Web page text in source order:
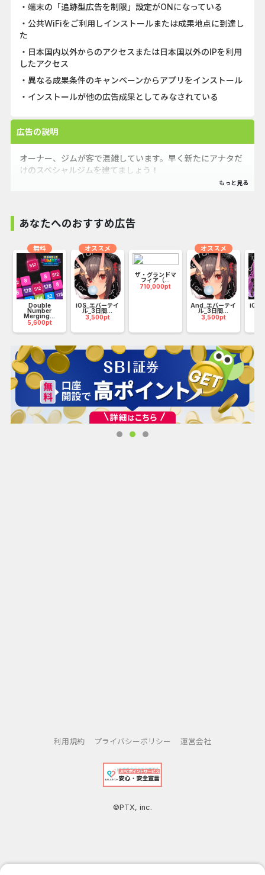
・端末の「追跡型広告を制限」設定がONになっている
・公共WiFiをご利用しインストールまたは成果地点に到達し
た
・日本国内以外からのアクセスまたは日本国以外のIPを利用
したアクセス
・異なる成果条件のキャンペーンからアプリをインストール
・インストールが他の広告成果としてみなされている
広告の説明
オーナー、ジムが客で混雑しています。早く新たにアナタだ
けのスペシャルジムを建てましょう！
て、ダイエットクラブを作り、ナイスボディーを夢見る人た
のジムを目指すことです。世界の人気プランドを目指しまし
ょう！ (oﾟ▽ﾟ)
========ゲーム紹介========
・自分のジムを建設
超大型マップを自由にデコレーション！ハワイ風のビーチテ
ーマやアマゾン風の自然テーマ、娯楽施設の建設など、指を
動かすだけで一瞬で実現可能！
・リアルなジム体験
ここではランニングマシン、バトルロープ、水泳、体操、ボ
クシングなどの項目を体験できます。ジムで汗を流す客たち
◆痩せたいけど、美食も手放せないジム初心者
◆面白い放置ゲームやシミュレーションゲームをお探しの方
あなたへのおすすめ広告
Double
Number
Merging...
5,600pt
無料
iOS_エバーテイ
ル_3日間...
3,500pt
オススメ
ザ・グランドマ
フィア（...
710,000pt
And_エバーテイ
ル_3日間...
3,500pt
オススメ
iOS_
利用規約 プライバシーポリシー 運営会社
©PTX, inc.